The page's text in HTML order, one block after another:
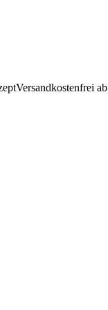
Versandkostenfrei